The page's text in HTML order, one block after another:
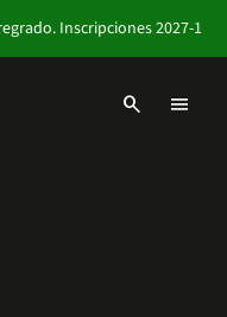
Inscripciones 2027-1
search menu